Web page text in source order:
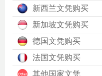
新西兰文凭购买
新加坡文凭购买
德国文凭购买
法国文凭购买
其他国家文凭